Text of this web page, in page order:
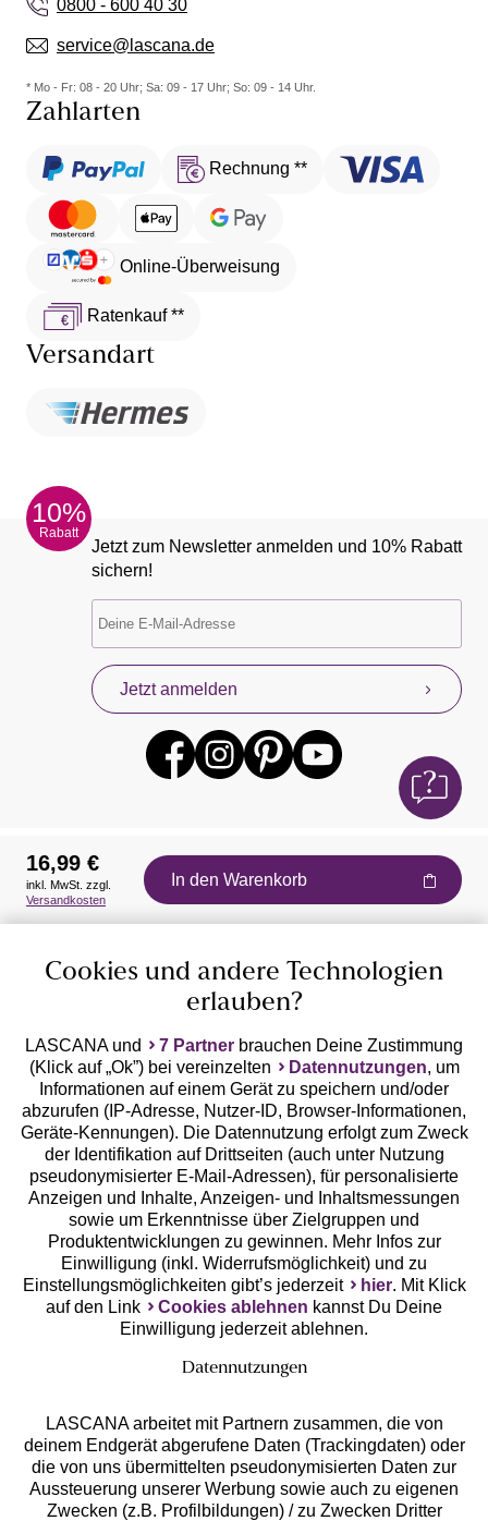
0800 - 600 40 30
service@lascana.de
* Mo - Fr: 08 - 20 Uhr; Sa: 09 - 17 Uhr; So: 09 - 14 Uhr.
Zahlarten
Rechnung **
Online-Überweisung
Ratenkauf **
Versandart
10%
Rabatt
Jetzt zum Newsletter anmelden und 10% Rabatt
sichern!
Jetzt anmelden
Auszeichnungen
Geprüfte Sicherheit
Unsere Apps
Services
16,99 €
inkl. MwSt. zzgl.
Versandkosten
In den Warenkorb
Cookies und andere Technologien
erlauben?
LASCANA und 7 Partner brauchen Deine Zustimmung
(Klick auf „Ok”) bei vereinzelten
Datennutzungen, um
Informationen auf einem Gerät zu speichern und/oder
abzurufen (IP-Adresse, Nutzer-ID, Browser-Informationen,
Geräte-Kennungen). Die Datennutzung erfolgt zum Zweck
der Identifikation auf Drittseiten (auch unter Nutzung
pseudonymisierter E-Mail-Adressen), für personalisierte
Anzeigen und Inhalte, Anzeigen- und Inhaltsmessungen
sowie um Erkenntnisse über Zielgruppen und
Produktentwicklungen zu gewinnen. Mehr Infos zur
Einwilligung (inkl. Widerrufsmöglichkeit) und zu
Einstellungsmöglichkeiten gibt’s jederzeit
hier. Mit Klick
auf den Link
Cookies ablehnen kannst Du Deine
Einwilligung jederzeit ablehnen.
Datennutzungen
LASCANA arbeitet mit Partnern zusammen, die von
deinem Endgerät abgerufene Daten (Trackingdaten) oder
die von uns übermittelten pseudonymisierten Daten zur
Aussteuerung unserer Werbung sowie auch zu eigenen
Zwecken (z.B. Profilbildungen) / zu Zwecken Dritter